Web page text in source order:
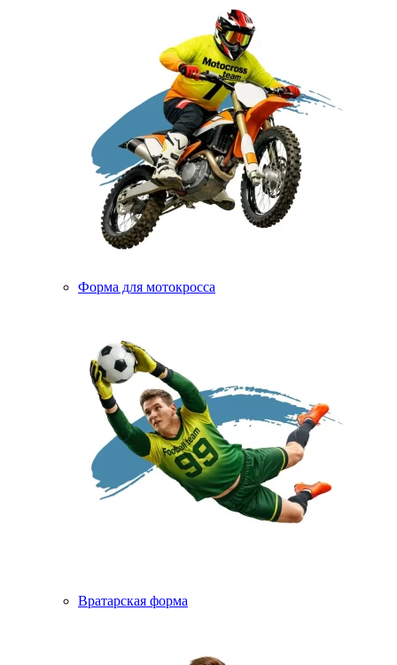
Форма для мотокросса
Вратарская форма